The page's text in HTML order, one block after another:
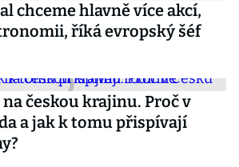
chceme hlavně více akcí,
říká evropský šéf
českou krajinu. Proč v
a jak k tomu přispívají